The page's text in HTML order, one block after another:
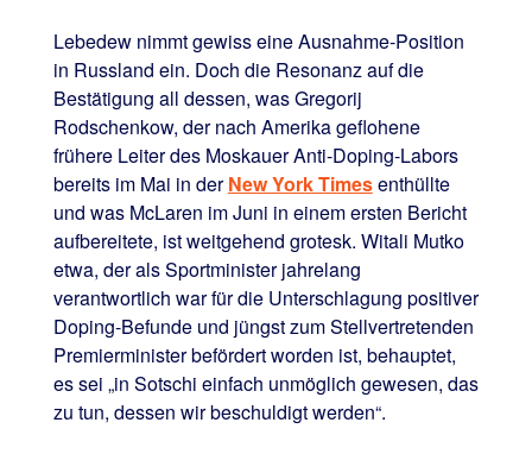
Lebedew nimmt gewiss eine Ausnahme-Position
in Russland ein. Doch die Resonanz auf die
Bestätigung all dessen, was Gregorij
Rodschenkow, der nach Amerika geflohene
frühere Leiter des Moskauer Anti-Doping-Labors
bereits im Mai in derNew York Timesenthüllte
und was McLaren im Juni in einem ersten Bericht
aufbereitete, ist weitgehend grotesk. Witali Mutko
etwa, der als Sportminister jahrelang
verantwortlich war für die Unterschlagung positiver
Doping-Befunde und jüngst zum Stellvertretenden
Premierminister befördert worden ist, behauptet,
es sei „in Sotschi einfach unmöglich gewesen, das
zu tun, dessen wir beschuldigt werden“.